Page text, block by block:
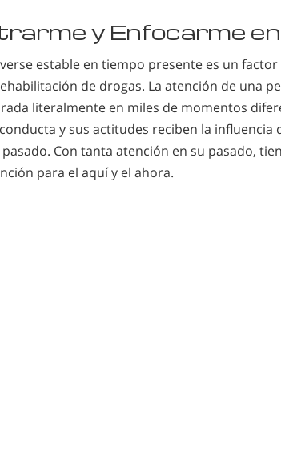
y Enfocarme en
estable en tiempo presente es un
de drogas. La atención de una
literalmente en miles de momentos
y sus actitudes reciben la influencia
pasado. Con tanta atención en su pasado,
para el aquí y el ahora.